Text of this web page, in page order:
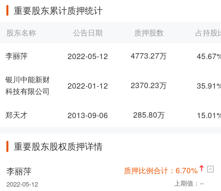
重要股东累计质押统计
股东名称
李丽萍
银川中能新财
科技有限公司
郑天才
公告日期 质押股数 占持股
2022-05-12 4773.27万
2022-01-12 2370.23万
2013-09-06 285.80万
重要股东股权质押详情
李丽萍
2022-05-12
质押比例合计：6.70%
上期值：--